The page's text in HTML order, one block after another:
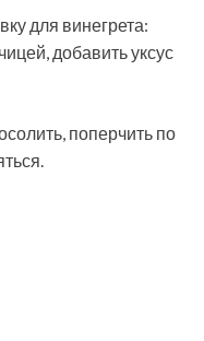
для винегрета:
добавить уксус
поперчить по